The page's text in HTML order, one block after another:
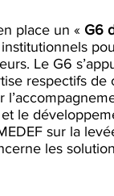
place un « G6
Le G6
respectifs de
le
sur la
les